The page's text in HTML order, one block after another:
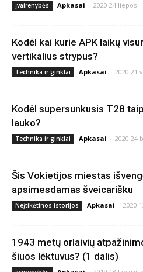
Įvairenybės Apkasai - 2020 24 liepos
Kodėl kai kurie APK laikų
vertikalius strypus?
Technika ir ginklai Apkasai - 2020 21
Kodėl supersunkusis T28
lauko?
Technika ir ginklai Apkasai - 2020 24
Šis Vokietijos miestas
apsimesdamas šveicarišku
Neįtikėtinos istorijos Apkasai - 2020
1943 metų orlaivių
šiuos lėktuvus? (1 dalis)